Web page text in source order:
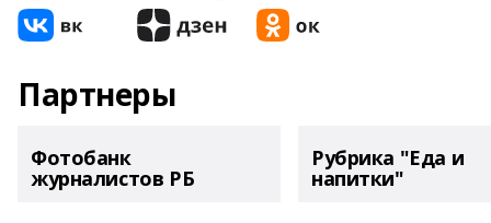
Партнеры
Фотобанк
журналистов РБ
Рубрика "Еда и
напитки"